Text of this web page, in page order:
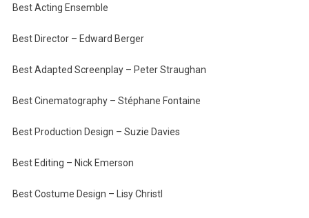
Best Acting Ensemble
Best Director – Edward Berger
Best Adapted Screenplay – Peter Straughan
Best Cinematography – Stéphane Fontaine
Best Production Design – Suzie Davies
Best Editing – Nick Emerson
Best Costume Design – Lisy Christl